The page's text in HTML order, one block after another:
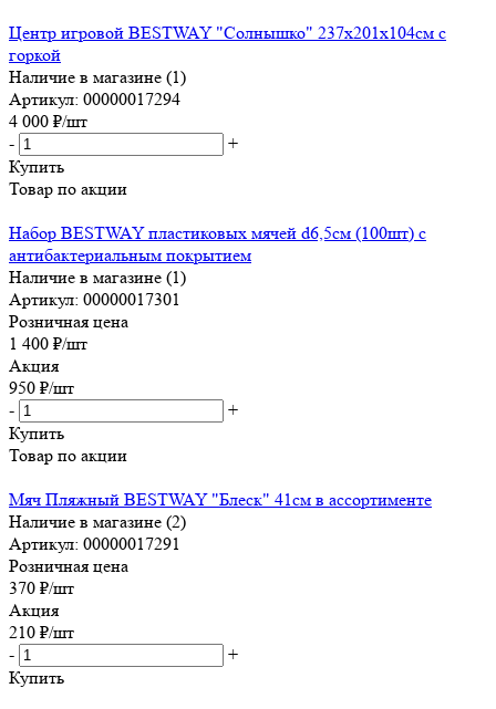
Центр игровой BESTWAY "Солнышко" 237х201х104см с
горкой
Наличие в магазине (1)
Артикул: 00000017294
4 000 ₽/шт
-
+
Купить
Товар по акции
Набор BESTWAY пластиковых мячей d6,5см (100шт) с
антибактериальным покрытием
Наличие в магазине (1)
Артикул: 00000017301
Розничная цена
1 400 ₽/шт
Акция
950 ₽/шт
-
+
Купить
Товар по акции
Мяч Пляжный BESTWAY "Блеск" 41см в ассортименте
Наличие в магазине (2)
Артикул: 00000017291
Розничная цена
370 ₽/шт
Акция
210 ₽/шт
-
+
Купить